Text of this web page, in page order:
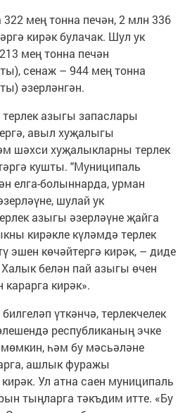
мең тонна печән, 2 млн 336
кирәк булачак. Шул ук
мең тонна печән
сенаж – 944 мең тонна
әзерләнгән.
азыгы запаслары
авыл хуҗалыгы
шәхси хуҗалыкларны терлек
кушты. "Муниципаль
елга-болыннарда, урман
шулай ук
азыгы әзерләүне җайга
кирәкле күләмдә терлек
эшен көчәйтергә кирәк, – диде
белән пай азыгы өчен
кирәк».
үткәнчә, терлекчелек
республиканың эчке
һәм бу мәсьәләне
ашлык фуражы
Ул атна саен муниципаль
тыңларга тәкъдим итте. «Бу